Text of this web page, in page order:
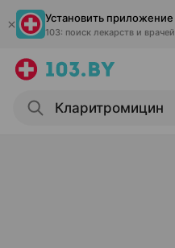
Установить приложение
103: поиск лекарств и врачей